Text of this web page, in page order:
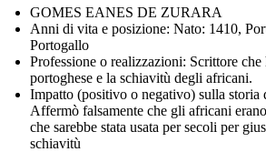
GOMES EANES DE ZURARA
Anni di vita e posizione: Nato: 1410,
Portogallo
Professione o realizzazioni: Scrittore
portoghese e la schiavitù degli africani.
Impatto (positivo o negativo) sulla storia
Affermò falsamente che gli africani
che sarebbe stata usata per secoli per
schiavitù